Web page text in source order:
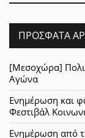
ΠΡΌΣΦΑΤΑ
[Μεσοχώρα]
Αγώνα
Ενημέρωση και
Φεστιβάλ
Ενημέρωση από